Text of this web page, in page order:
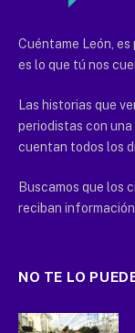
Cuéntame León,
es lo que tú nos
Las historias que
periodistas con
cuentan todos los
Buscamos que los
reciban
NO TE LO